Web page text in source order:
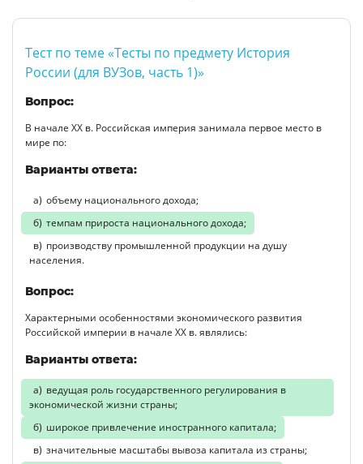
Тест по теме «Тесты по предмету История
России (для ВУЗов, часть 1)»
Вопрос:
В начале XX в. Российская империя занимала первое место в
мире по:
Варианты ответа:
объему национального дохода;
темпам прироста национального дохода;
производству промышленной продукции на душу
населения.
Вопрос:
Характерными особенностями экономического развития
Российской империи в начале XX в. являлись:
Варианты ответа:
ведущая роль государственного регулирования в
экономической жизни страны;
широкое привлечение иностранного капитала;
значительные масштабы вывоза капитала из страны;